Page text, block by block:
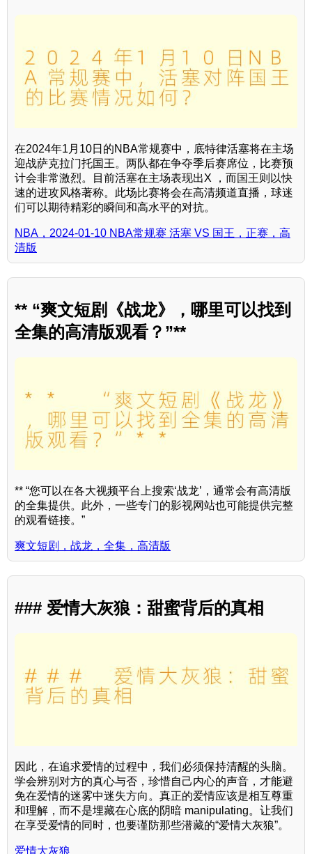
在2024年1月10日的NBA常规赛中，底特律活塞将在主场
迎战萨克拉门托国王。两队都在争夺季后赛席位，比赛预
计会非常激烈。目前活塞在主场表现出X ，而国王则以快
速的进攻风格著称。此场比赛将会在高清频道直播，球迷
们可以期待精彩的瞬间和高水平的对抗。
NBA，2024-01-10 NBA常规赛 活塞 VS 国王，正赛，高
清版
** “爽文短剧《战龙》，哪里可以找到
全集的高清版观看？”**
** “您可以在各大视频平台上搜索‘战龙’，通常会有高清版
的全集提供。此外，一些专门的影视网站也可能提供完整
的观看链接。”
爽文短剧，战龙，全集，高清版
### 爱情大灰狼：甜蜜背后的真相
因此，在追求爱情的过程中，我们必须保持清醒的头脑。
学会辨别对方的真心与否，珍惜自己内心的声音，才能避
免在爱情的迷雾中迷失方向。真正的爱情应该是相互尊重
和理解，而不是埋藏在心底的阴暗 manipulating。让我们
在享受爱情的同时，也要谨防那些潜藏的“爱情大灰狼”。
爱情大灰狼